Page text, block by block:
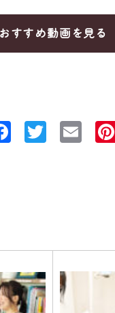
おすすめ動画を見る
Facebook